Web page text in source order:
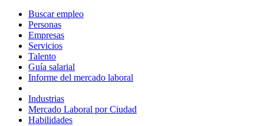
Buscar empleo
Personas
Empresas
Servicios
Talento
Guía salarial
Informe del mercado laboral
Industrias
Mercado Laboral por Ciudad
Habilidades